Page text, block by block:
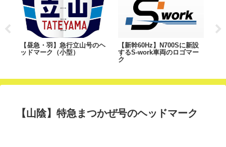
【昼急・羽】急行立山号のヘ
ッドマーク（小型）
【新幹60Hz】N700Sに新設
するS-work車両のロゴマー
ク
【山陰】特急まつかぜ号のヘッドマーク